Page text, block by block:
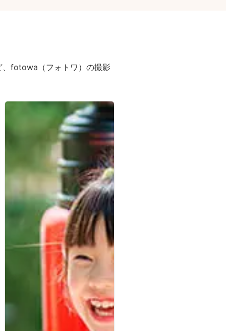
、fotowa（フォトワ）の撮影